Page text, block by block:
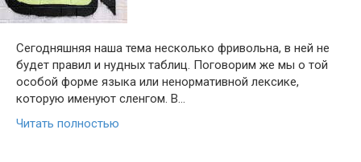
Сегодняшняя наша тема несколько фривольна, в ней не
будет правил и нудных таблиц. Поговорим же мы о той
особой форме языка или ненормативной лексике,
которую именуют сленгом. В…
Читать полностью